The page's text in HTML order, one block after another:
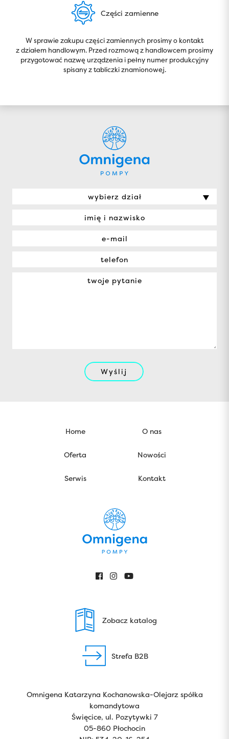
Części zamienne
W sprawie zakupu części zamiennych prosimy o kontakt
z działem handlowym. Przed rozmową z handlowcem prosimy
przygotować nazwę urządzenia i pełny numer produkcyjny
spisany z tabliczki znamionowej.
wybierz dział
Wyślij
Home O nas
Oferta Nowości
Serwis Kontakt
Zobacz katalog
Strefa B2B
Omnigena Katarzyna Kochanowska-Olejarz spółka
komandytowa
Święcice, ul. Pozytywki 7
05-860 Płochocin